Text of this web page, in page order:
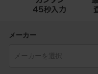
メーカー